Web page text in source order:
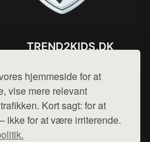
hjemmeside for at
vise mere relevant
Kort sagt: for at
ikke for at være irriterende.
TREND2KIDS.DK
Mail: hej@want.dk
Cookie- og privatlivspolitik